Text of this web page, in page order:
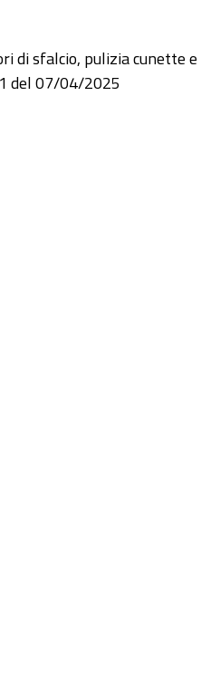
di sfalcio, pulizia cunette e
del 07/04/2025